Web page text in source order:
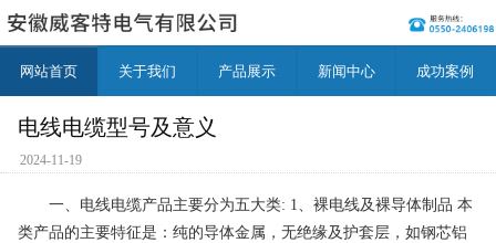
网站首页 关于我们 产品展示 新闻中心 成功案例
电线电缆型号及意义
2024-11-19
一、电线电缆产品主要分为五大类: 1、裸电线及裸导体制品 本
类产品的主要特征是：纯的导体金属，无绝缘及护套层，如钢芯铝